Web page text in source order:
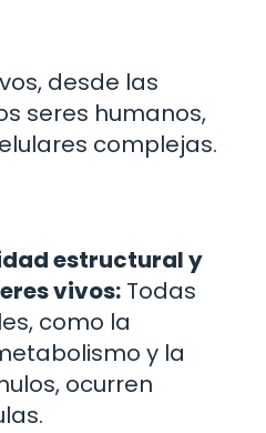
desde las
seres humanos,
complejas.
estructural y
vivos: Todas
como la
y la
ocurren